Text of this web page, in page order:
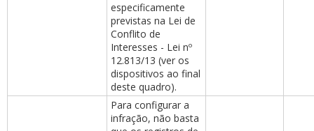
especificamente
previstas na Lei de
Conflito de
Interesses - Lei nº
12.813/13 (ver os
dispositivos ao final
deste quadro).
Para configurar a
infração, não basta